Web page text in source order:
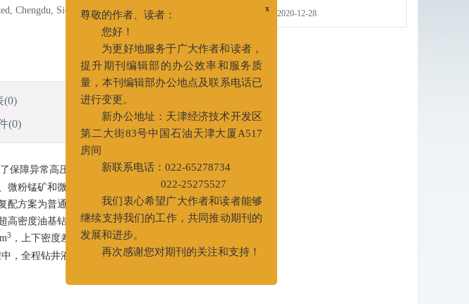
Chengdu, Sichuan 610051;
(0) 参考文献
(0) 访问统计
了保障异常高压地层的安全钻进，急需研发性
微粉锰矿和微粉重晶石的微观形态和粒度分
方案为普通重晶石∶微粉锰矿=7∶3。优化出
高密度油基钻井液具有好的高温沉降稳定
3
，上下密度差值小；具有好的抗水污染性
，全程钻井液性能表现良好，井下安全正
刊出日期:
2020-12-28
尊敬的作者、读者：
您好！
为更好地服务于广大作者和读者，
提升期刊编辑部的办公效率和服务质
量，本刊编辑部办公地点及联系电话已
进行变更。
新办公地址：天津经济技术开发区
第二大街83号中国石油天津大厦A517
新联系电话：022-65278734
022-25275527
我们衷心希望广大作者和读者能够
继续支持我们的工作，共同推动期刊的
发展和进步。